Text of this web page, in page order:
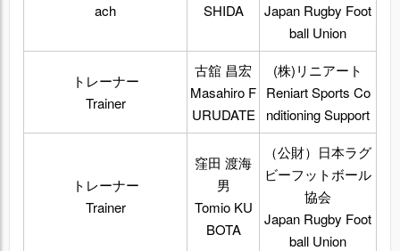
ach
SHIDA
Japan Rugby Foot
ball Union
トレーナー
Trainer
古舘 昌宏
Masahiro F
URUDATE
(株)リニアート
Reniart Sports Co
nditioning Support
トレーナー
Trainer
窪田 渡海
男
Tomio KU
BOTA
（公財）日本ラグ
ビーフットボール
協会
Japan Rugby Foot
ball Union